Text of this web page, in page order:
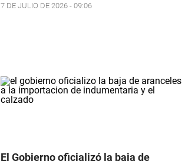
7 DE JULIO DE 2026 - 09:06
El Gobierno oficializó la baja de